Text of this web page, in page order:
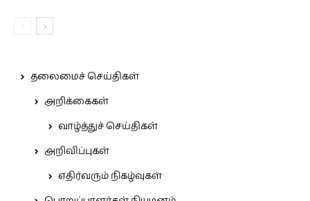
தலைமைச் செய்திகள்
அறிக்கைகள்
வாழ்த்துச் செய்திகள்
அறிவிப்புகள்
எதிர்வரும் நிகழ்வுகள்